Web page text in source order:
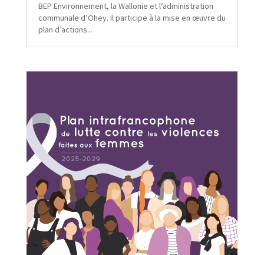
BEP Environnement, la Wallonie et l’administration
communale d’Ohey. Il participe à la mise en œuvre du
plan d’actions...